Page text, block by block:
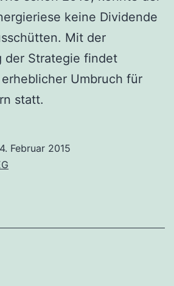
keine Dividende
Mit der
der Strategie findet
Umbruch für
statt.
Februar 2015